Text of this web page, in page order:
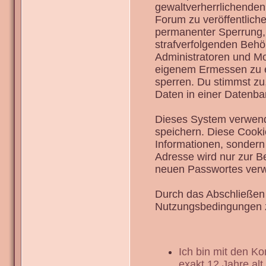
Forum zu
permanenter
strafverfolgenden
Administratoren und
eigenem Ermessen zu
sperren. Du stimmst
Daten in einer
Dieses System
speichern. Diese
Informationen,
Adresse wird nur zur
neuen Passwortes
Durch das
Nutzungsbedingungen
Ich bin mit den